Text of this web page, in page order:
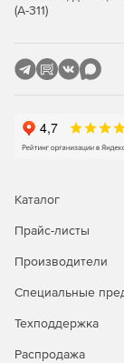
под любую
прав
поля, меню,
(А-311)
Каталог
Прайс-листы
Производители
Специальные
Техподдержка
Распродажа